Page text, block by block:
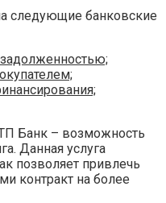
следующие банковские
Банк – возможность
Данная услуга
позволяет привлечь
контракт на более